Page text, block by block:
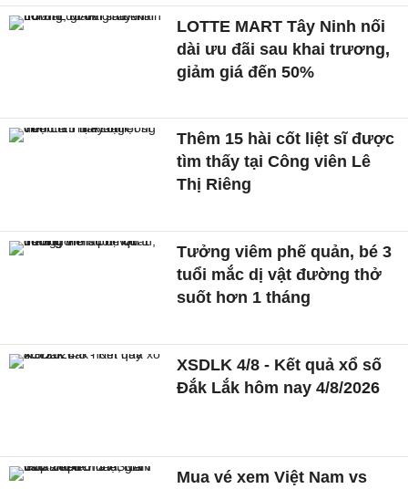
LOTTE MART Tây Ninh nối
dài ưu đãi sau khai trương,
giảm giá đến 50%
Thêm 15 hài cốt liệt sĩ được
tìm thấy tại Công viên Lê
Thị Riêng
Tưởng viêm phế quản, bé 3
tuổi mắc dị vật đường thở
suốt hơn 1 tháng
XSDLK 4/8 - Kết quả xổ số
Đắk Lắk hôm nay 4/8/2026
Mua vé xem Việt Nam vs